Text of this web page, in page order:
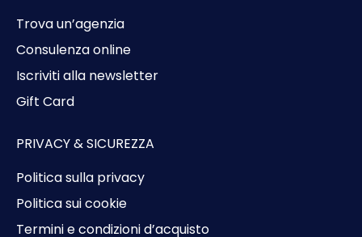
Trova un’agenzia
Consulenza online
Iscriviti alla newsletter
Gift Card
PRIVACY & SICUREZZA
Politica sulla privacy
Politica sui cookie
Termini e condizioni d’acquisto